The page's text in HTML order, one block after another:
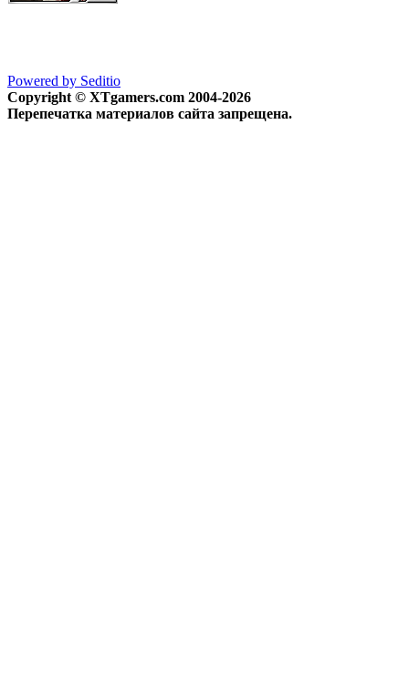
Powered by Seditio
Copyright © XTgamers.com 2004-2026
Перепечатка материалов сайта запрещена.